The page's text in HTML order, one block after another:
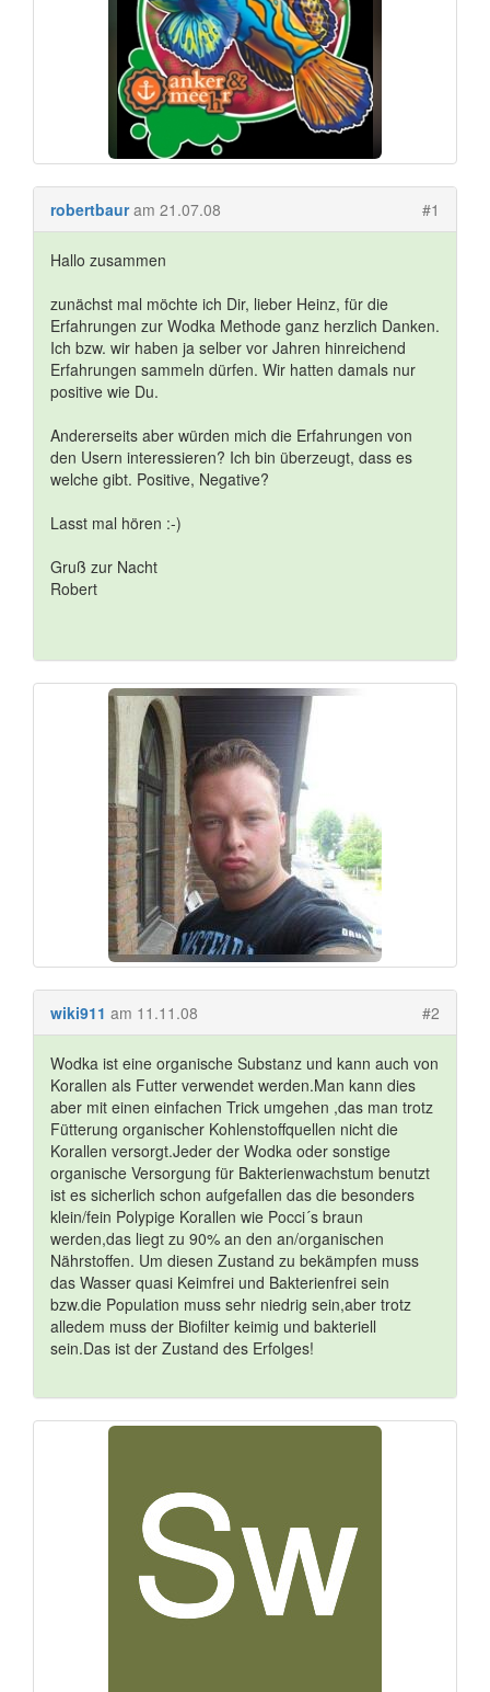
robertbaur am 21.07.08 #1
Hallo zusammen
zunächst mal möchte ich Dir, lieber Heinz, für die
Erfahrungen zur Wodka Methode ganz herzlich Danken.
Ich bzw. wir haben ja selber vor Jahren hinreichend
Erfahrungen sammeln dürfen. Wir hatten damals nur
positive wie Du.
Andererseits aber würden mich die Erfahrungen von
den Usern interessieren? Ich bin überzeugt, dass es
welche gibt. Positive, Negative?
Lasst mal hören :-)
Gruß zur Nacht
Robert
wiki911 am 11.11.08 #2
Wodka ist eine organische Substanz und kann auch von
Korallen als Futter verwendet werden.Man kann dies
aber mit einen einfachen Trick umgehen ,das man trotz
Fütterung organischer Kohlenstoffquellen nicht die
Korallen versorgt.Jeder der Wodka oder sonstige
organische Versorgung für Bakterienwachstum benutzt
ist es sicherlich schon aufgefallen das die besonders
klein/fein Polypige Korallen wie Pocci´s braun
werden,das liegt zu 90% an den an/organischen
Nährstoffen. Um diesen Zustand zu bekämpfen muss
das Wasser quasi Keimfrei und Bakterienfrei sein
bzw.die Population muss sehr niedrig sein,aber trotz
alledem muss der Biofilter keimig und bakteriell
sein.Das ist der Zustand des Erfolges!